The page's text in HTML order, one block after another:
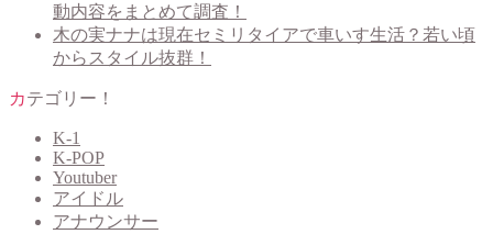
動内容をまとめて調査！
木の実ナナは現在セミリタイアで車いす生活？若い頃
からスタイル抜群！
カテゴリー！
K-1
K-POP
Youtuber
アイドル
アナウンサー